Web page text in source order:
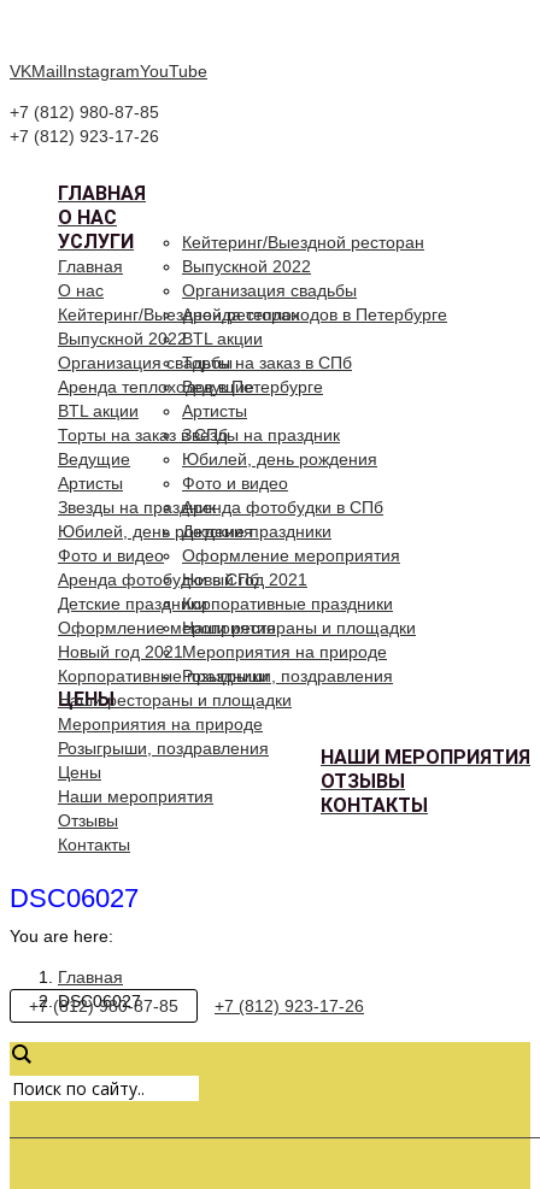
VKMailInstagramYouTube
+7 (812) 980-87-85
+7 (812) 923-17-26
ГЛАВНАЯ
О НАС
УСЛУГИ
Кейтеринг/Выездной ресторан
Выпускной 2022
Организация свадьбы
Аренда теплоходов в Петербурге
BTL акции
Торты на заказ в СПб
Ведущие
Артисты
Звезды на праздник
Юбилей, день рождения
Фото и видео
Аренда фотобудки в СПб
Детские праздники
Оформление мероприятия
Новый год 2021
Корпоративные праздники
Наши рестораны и площадки
Мероприятия на природе
Розыгрыши, поздравления
ЦЕНЫ
НАШИ МЕРОПРИЯТИЯ
ОТЗЫВЫ
КОНТАКТЫ
Главная
О нас
Кейтеринг/Выездной ресторан
Выпускной 2022
Организация свадьбы
Аренда теплоходов в Петербурге
BTL акции
Торты на заказ в СПб
Ведущие
Артисты
Звезды на праздник
Юбилей, день рождения
Фото и видео
Аренда фотобудки в СПб
Детские праздники
Оформление мероприятия
Новый год 2021
Корпоративные праздники
Наши рестораны и площадки
Мероприятия на природе
Розыгрыши, поздравления
Цены
Наши мероприятия
Отзывы
Контакты
DSC06027
You are here:
Главная
DSC06027
+7 (812) 980-87-85 +7 (812) 923-17-26